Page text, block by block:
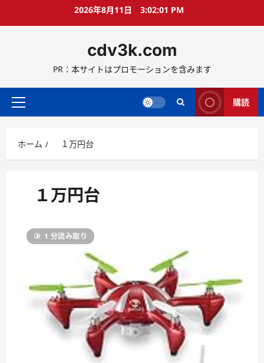
ス
ッ
2026年8月11日 3:02:01 PM
cdv3k.com
PR：本サイトはプロモーションを含みます
メ
メ
ニ
購読
ホーム １万円台
１万円台
1 分読み取り